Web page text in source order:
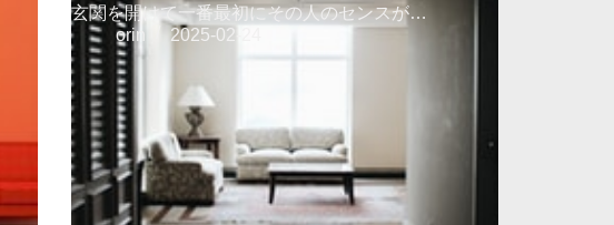
玄関を開けて一番最初にその人のセンスが…
orin
2025-02-24